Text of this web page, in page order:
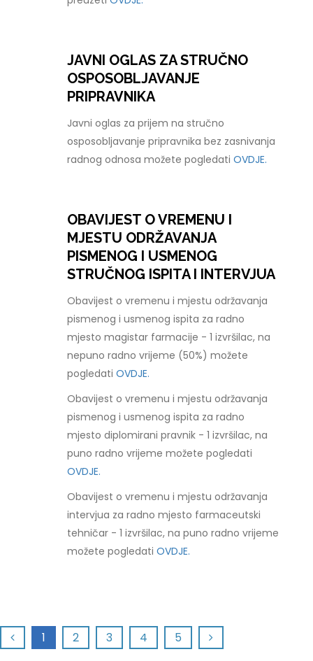
JAVNI OGLAS ZA STRUČNO
OSPOSOBLJAVANJE
PRIPRAVNIKA
Javni oglas za prijem na stručno
osposobljavanje pripravnika bez zasnivanja
radnog odnosa možete pogledatiOVDJE.
OBAVIJEST O VREMENU I
MJESTU ODRŽAVANJA
PISMENOG I USMENOG
STRUČNOG ISPITA I INTERVJUA
Obavijest o vremenu i mjestu održavanja
pismenog i usmenog ispita za radno
mjesto magistar farmacije - 1 izvršilac, na
nepuno radno vrijeme (50%) možete
pogledatiOVDJE.
Obavijest o vremenu i mjestu održavanja
pismenog i usmenog ispita za radno
mjesto diplomirani pravnik - 1 izvršilac, na
puno radno vrijeme možete pogledati
OVDJE.
Obavijest o vremenu i mjestu održavanja
intervjua za radno mjesto farmaceutski
tehničar - 1 izvršilac, na puno radno vrijeme
možete pogledatiOVDJE.
1 2 3 4 5